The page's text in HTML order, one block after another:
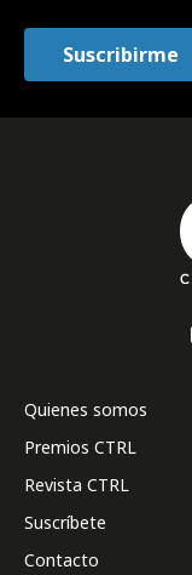
Quienes somos
Premios CTRL
Revista CTRL
Suscríbete
Contacto